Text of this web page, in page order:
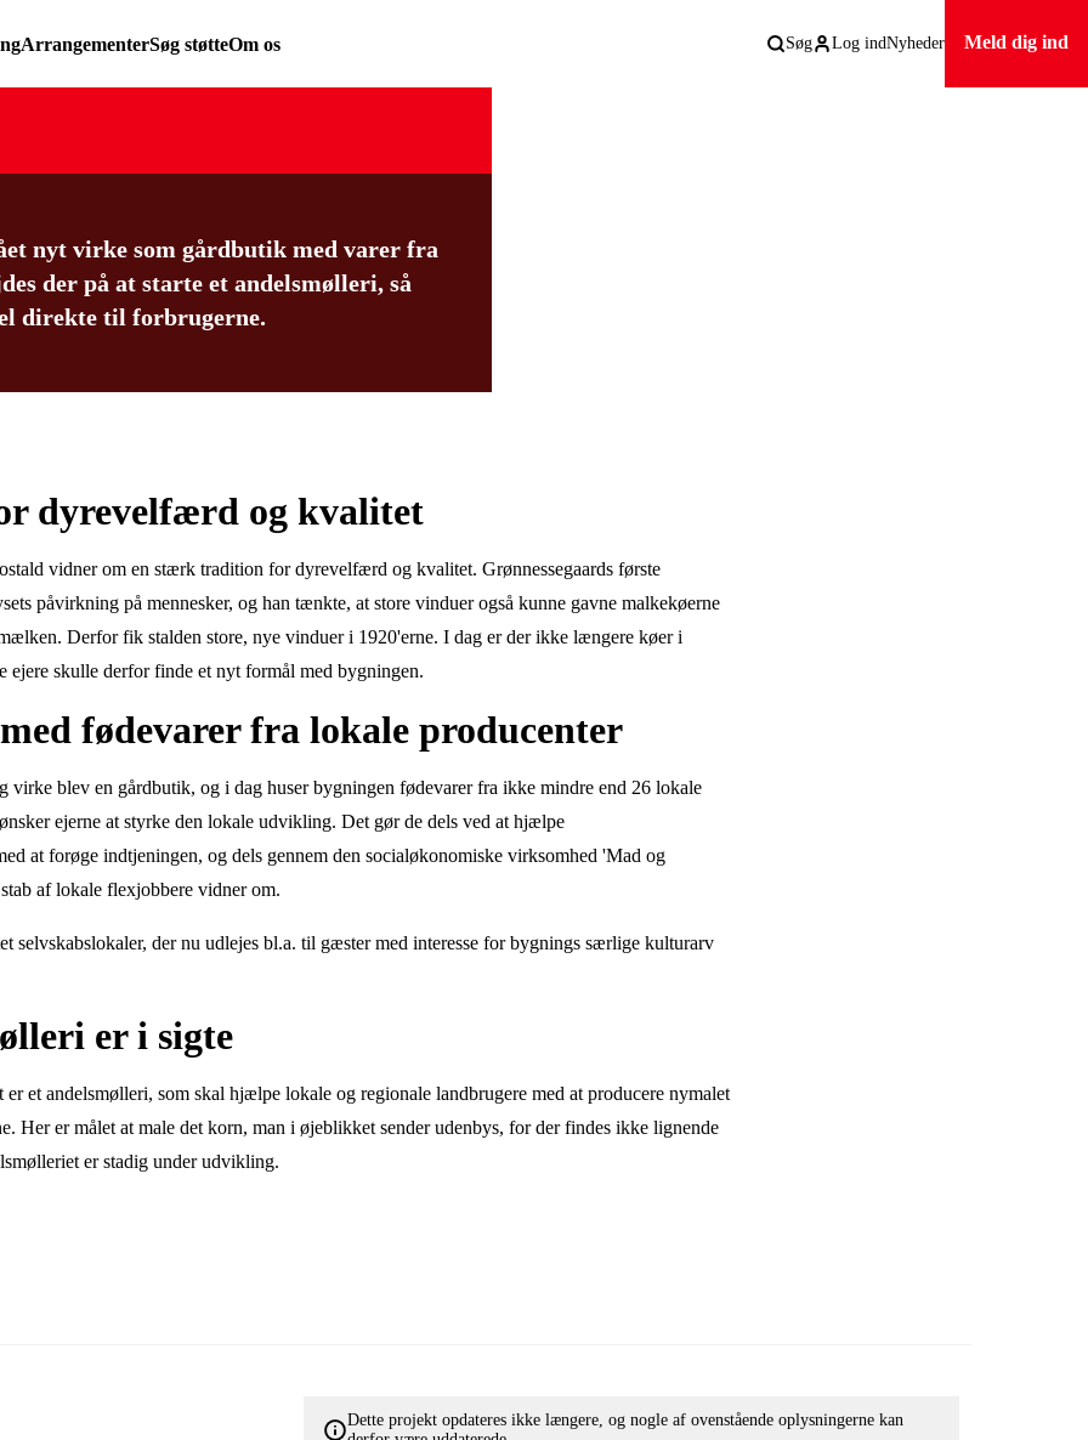
ArrangementerSøg støtteOm os Søg Log indNyheder Meld dig ind
nyt virke som gårdbutik med varer fra
der på at starte et andelsmølleri, så
direkte til forbrugerne.
dyrevelfærd og kvalitet
vidner om en stærk tradition for dyrevelfærd og kvalitet. Grønnessegaards første
påvirkning på mennesker, og han tænkte, at store vinduer også kunne gavne malkekøerne
Derfor fik stalden store, nye vinduer i 1920'erne. I dag er der ikke længere køer i
ejere skulle derfor finde et nyt formål med bygningen.
fødevarer fra lokale producenter
virke blev en gårdbutik, og i dag huser bygningen fødevarer fra ikke mindre end 26 lokale
ejerne at styrke den lokale udvikling. Det gør de dels ved at hjælpe
at forøge indtjeningen, og dels gennem den socialøkonomiske virksomhed 'Mad og
af lokale flexjobbere vidner om.
selvskabslokaler, der nu udlejes bl.a. til gæster med interesse for bygnings særlige kulturarv
er i sigte
er et andelsmølleri, som skal hjælpe lokale og regionale landbrugere med at producere nymalet
Her er målet at male det korn, man i øjeblikket sender udenbys, for der findes ikke lignende
er stadig under udvikling.
Dette projekt opdateres ikke længere, og nogle af ovenstående oplysningerne kan